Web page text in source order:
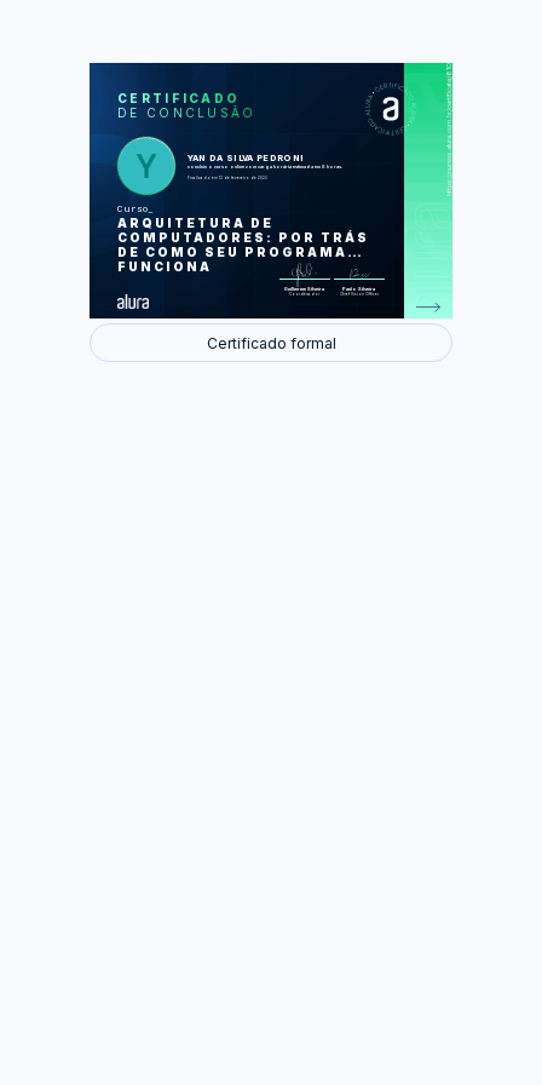
CERTIFICADO
DE CONCLUSÃO
YAN DA SILVA PEDRONI
concluiu o curso online com carga horária estimada em 8 horas.
Finalizado em 12 de fevereiro de 2022
Curso
ARQUITETURA DE
COMPUTADORES: POR TRÁS
DE COMO SEU PROGRAMA
FUNCIONA
Guilherme Silveira
Coordenador
Paulo Silveira
Chief Vision Officer
https://cursos.alura.com.br/certificate/8105b5e7-3a90-4149-a9ff-67f8bd0be836
LAS
Como o computador lê o seu código
Como o computador executa um
Como o computador executa vários
Certificado formal